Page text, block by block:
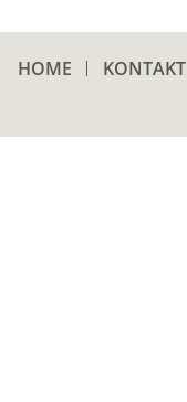
HOME KONTAKT